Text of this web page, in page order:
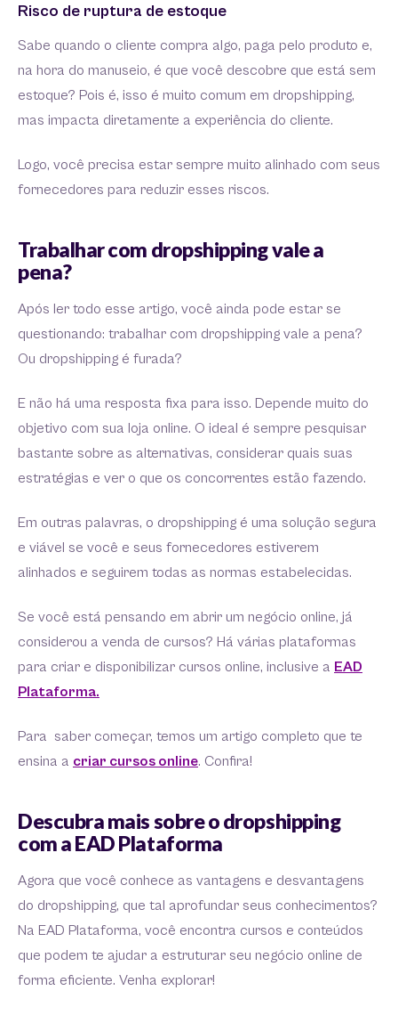
Risco de ruptura de estoque
Sabe quando o cliente compra algo, paga pelo produto e,
na hora do manuseio, é que você descobre que está sem
estoque? Pois é, isso é muito comum em dropshipping,
mas impacta diretamente a experiência do cliente.
Logo, você precisa estar sempre muito alinhado com seus
fornecedores para reduzir esses riscos.
Trabalhar com dropshipping vale a
pena?
Após ler todo esse artigo, você ainda pode estar se
questionando: trabalhar com dropshipping vale a pena?
Ou dropshipping é furada?
E não há uma resposta fixa para isso. Depende muito do
objetivo com sua loja online. O ideal é sempre pesquisar
bastante sobre as alternativas, considerar quais suas
estratégias e ver o que os concorrentes estão fazendo.
Em outras palavras, o dropshipping é uma solução segura
e viável se você e seus fornecedores estiverem
alinhados e seguirem todas as normas estabelecidas.
Se você está pensando em abrir um negócio online, já
considerou a venda de cursos? Há várias plataformas
para criar e disponibilizar cursos online, inclusive a EAD
Plataforma.
Para saber começar, temos um artigo completo que te
ensina a criar cursos online. Confira!
Descubra mais sobre o dropshipping
com a EAD Plataforma
Agora que você conhece as vantagens e desvantagens
do dropshipping, que tal aprofundar seus conhecimentos?
Na EAD Plataforma, você encontra cursos e conteúdos
que podem te ajudar a estruturar seu negócio online de
forma eficiente. Venha explorar!